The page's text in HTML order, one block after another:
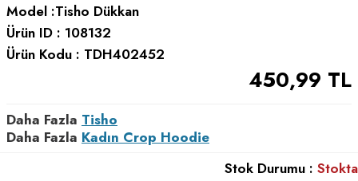
Model :Tisho Dükkan
Ürün ID : 108132
Ürün Kodu : TDH402452
450,99 TL
Daha Fazla Tisho
Daha Fazla Kadın Crop Hoodie
Stok Durumu : Stokta